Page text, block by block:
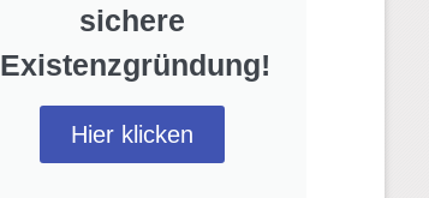
sichere
Existenzgründung!
Hier klicken